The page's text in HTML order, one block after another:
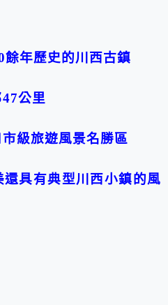
餘年歷史的川西古鎮
公里
級旅遊風景名勝區
具有典型川西小鎮的風